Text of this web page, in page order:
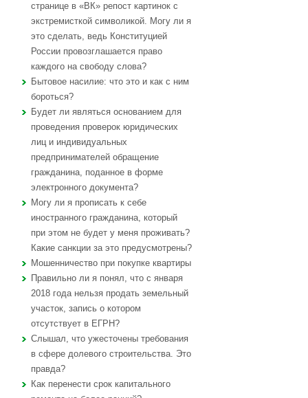
странице в «ВК» репост картинок с
экстремисткой символикой. Могу ли я
это сделать, ведь Конституцией
России провозглашается право
каждого на свободу слова?
Бытовое насилие: что это и как с ним
бороться?
Будет ли являться основанием для
проведения проверок юридических
лиц и индивидуальных
предпринимателей обращение
гражданина, поданное в форме
электронного документа?
Могу ли я прописать к себе
иностранного гражданина, который
при этом не будет у меня проживать?
Какие санкции за это предусмотрены?
Мошенничество при покупке квартиры
Правильно ли я понял, что с января
2018 года нельзя продать земельный
участок, запись о котором
отсутствует в ЕГРН?
Слышал, что ужесточены требования
в сфере долевого строительства. Это
правда?
Как перенести срок капитального